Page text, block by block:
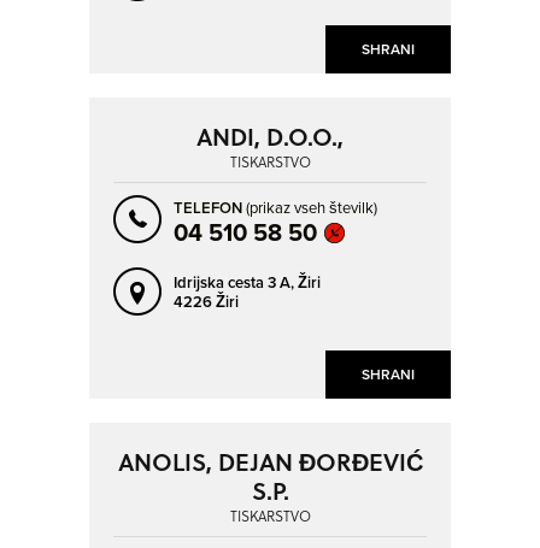
SHRANI
SHRANI
ANDI, D.O.O.,
TISKARSTVO
TELEFON(prikaz vseh številk)
04 510 58 50
Idrijska cesta 3 A,Žiri
4226 Žiri
ANOLIS, DEJAN ĐORĐEVIĆ
S.P.
TISKARSTVO